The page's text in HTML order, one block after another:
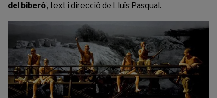
del biberó’, text i direcció de Lluís Pasqual.